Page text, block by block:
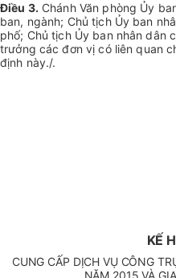
Điều 3. Chánh Văn phòng Ủy
ban, ngành; Chủ tịch Ủy ban
phố; Chủ tịch Ủy ban nhân dân
trưởng các đơn vị có liên quan
định này./.
KẾ
CUNG CẤP DỊCH VỤ CÔNG
NĂM 2015 VÀ